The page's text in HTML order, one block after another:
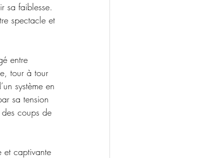
sa faiblesse.
spectacle et
entre
tour à tour
système en
sa tension
coups de
et captivante